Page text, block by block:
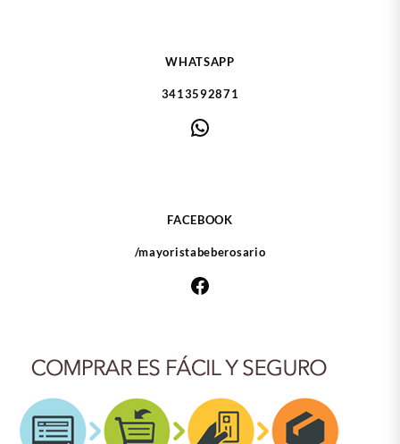
WHATSAPP
3413592871
WhatsApp
FACEBOOK
/mayoristabeberosario
Facebook